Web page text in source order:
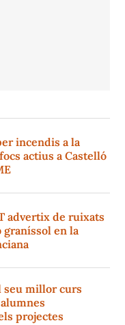
incendis a la
actius a Castelló
advertix de ruixats
graníssol en la
seu millor curs
projectes